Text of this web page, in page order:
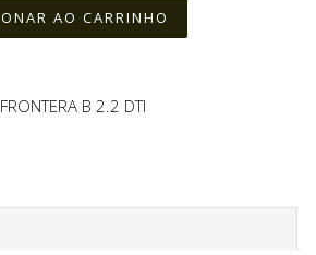
FRONTERA B 2.2 DTI